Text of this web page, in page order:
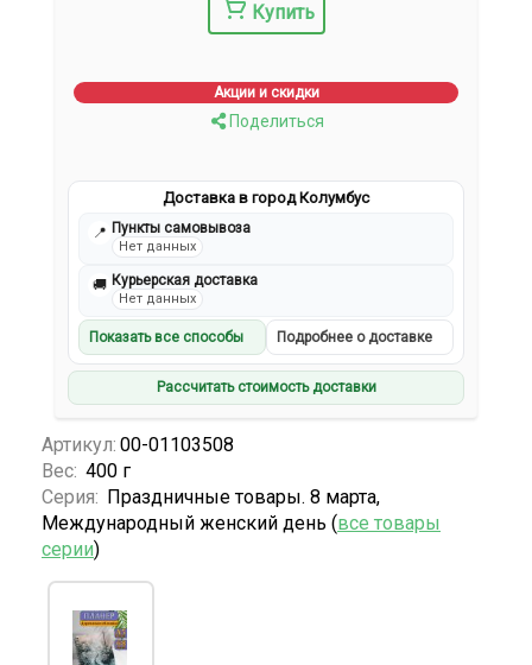
Купить
Акции и скидки
Поделиться
Доставка в город Колумбус
📍 Пункты самовывоза
Нет данных
🚚 Курьерская доставка
Нет данных
Показать все способы Подробнее о доставке
Рассчитать стоимость доставки
Артикул: 00-01103508
Вес: 400 г
Серия: Праздничные товары. 8 марта,
Международный женский день (все товары
серии)